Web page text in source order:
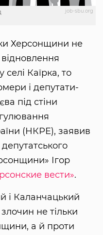
job-sbu.org
Херсонщини не
відновлення
селі Каїрка, то
і депутати-
під стіни
(НКРЕ), заявив
Ігор
вести».
і Каланчацький
не тільки
а й проти